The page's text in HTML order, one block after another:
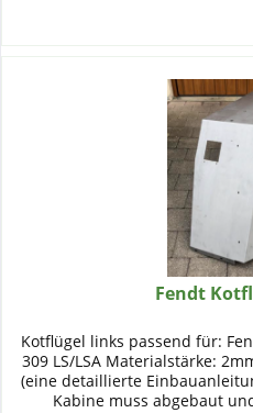
Fendt
Kotflügel links passend für:
309 LS/LSA Materialstärke:
(eine detaillierte
Kabine muss abgebaut